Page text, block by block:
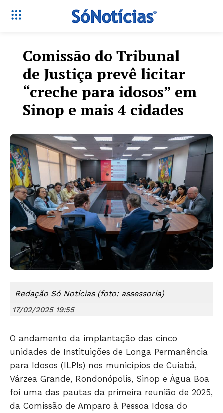
Comissão do Tribunal
de Justiça prevê licitar
“creche para idosos” em
Sinop e mais 4 cidades
Redação Só Notícias (foto: assessoria)
17/02/2025 19:55
O andamento da implantação das cinco
unidades de Instituições de Longa Permanência
para Idosos (ILPIs) nos municípios de Cuiabá,
Várzea Grande, Rondonópolis, Sinop e Água Boa
foi uma das pautas da primeira reunião de 2025,
da Comissão de Amparo à Pessoa Idosa do